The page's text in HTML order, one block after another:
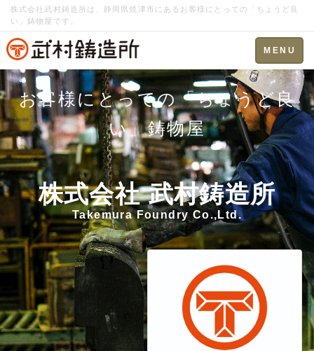
株式会社武村鋳造所は、静岡県焼津市にあるお客様にとっての「ちょうど良
い」鋳物屋です。
Toggle
navigation
MENU
お客様にとっての「ちょうど良
い」鋳物屋
株式会社 武村鋳造所
Takemura Foundry Co.,Ltd.